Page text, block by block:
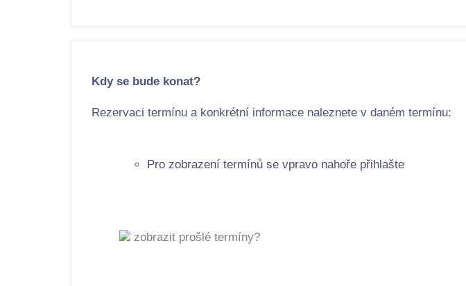
Kdy se bude konat?
Rezervaci termínu a konkrétní informace naleznete v daném termínu:
Pro zobrazení termínů se vpravo nahoře přihlašte
zobrazit prošlé termíny?